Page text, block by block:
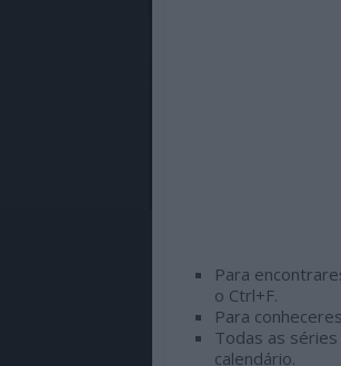
Para
o Ctrl+F.
Para
Todas as
calendário.